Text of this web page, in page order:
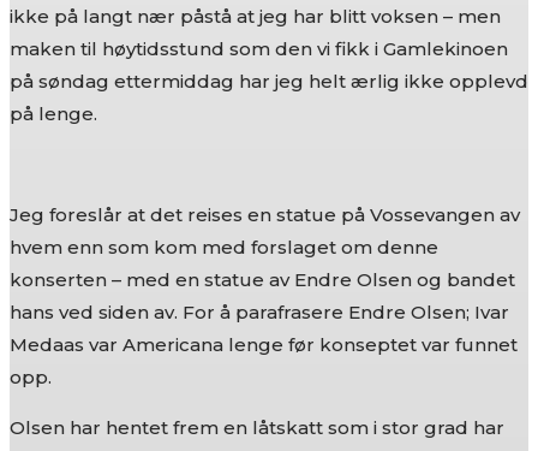
ikke på langt nær påstå at jeg har blitt voksen – men
maken til høytidsstund som den vi fikk i Gamlekinoen
på søndag ettermiddag har jeg helt ærlig ikke opplevd
på lenge.
Jeg foreslår at det reises en statue på Vossevangen av
hvem enn som kom med forslaget om denne
konserten – med en statue av Endre Olsen og bandet
hans ved siden av. For å parafrasere Endre Olsen; Ivar
Medaas var Americana lenge før konseptet var funnet
opp.
Olsen har hentet frem en låtskatt som i stor grad har